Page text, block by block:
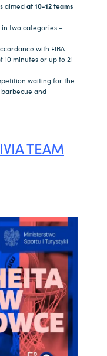
aimedat 10-12 teams
two categories –
with FIBA
minutes or up to 21
waiting for the
and
TEAM